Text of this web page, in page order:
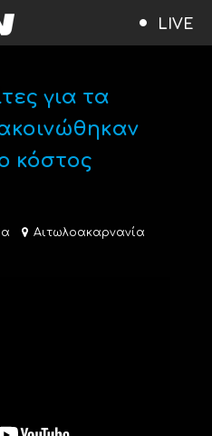
LIVE
για τα
κόστος
Αιτωλοακαρνανία